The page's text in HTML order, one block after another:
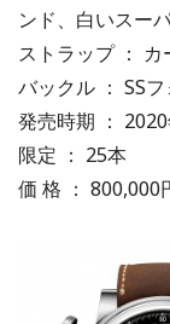
ンド、白いスー
ストラップ ： カ
バックル ： SS
発売時期 ：
限定 ： 25本
価 格 ： 800,000